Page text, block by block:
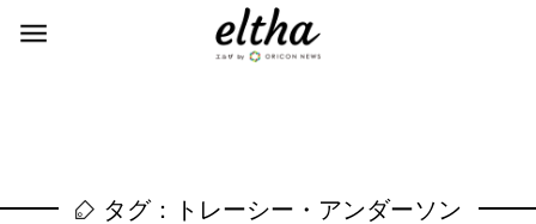
タグ：トレーシー・アンダーソン